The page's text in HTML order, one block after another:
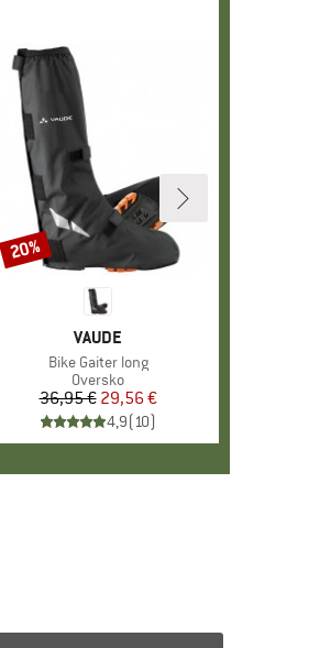
MÆRKE
VAUDE
Artikel
Bike Gaiter long
Produktgruppe
Oversko
Pris
36,95 € Nedsat pris
29,56 €
4,9(10)
Rabat
20%